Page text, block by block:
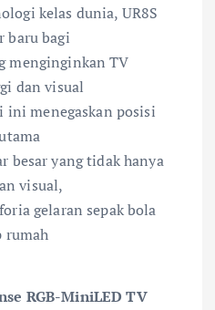
kelas dunia, UR8S
baru bagi
menginginkan TV
dan visual
ini menegaskan posisi
besar yang tidak hanya
visual,
gelaran sepak bola
rumah
RGB-MiniLED TV